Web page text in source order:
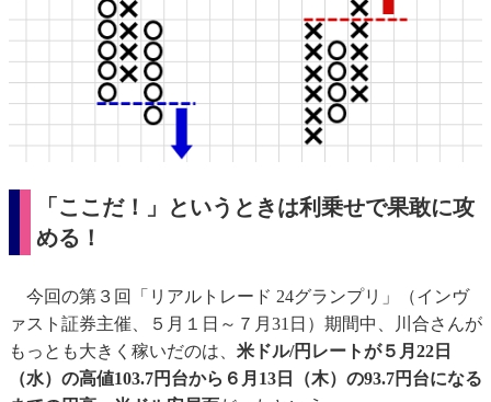
「ここだ！」というときは利乗せで果敢に攻
める！
今回の第３回「リアルトレード 24グランプリ」（インヴ
ァスト証券主催、５月１日～７月31日）期間中、川合さんが
もっとも大きく稼いだのは、 米ドル/円レートが５月22日
（水）の高値103.7円台から６月13日（木）の93.7円台になる